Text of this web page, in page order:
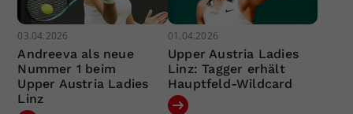
03.04.2026
Andreeva als neue
Nummer 1 beim
Upper Austria Ladies
Linz
01.04.2026
Upper Austria Ladies
Linz: Tagger erhält
Hauptfeld-Wildcard